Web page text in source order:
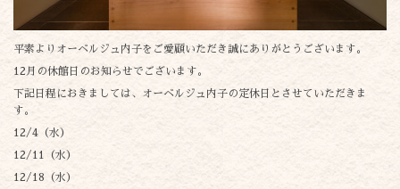
平素よりオーベルジュ内子をご愛顧いただき誠にありがとうございます。
12月の休館日のお知らせでございます。
下記日程におきましては、オーベルジュ内子の定休日とさせていただきま
す。
12/4（水）
12/11（水）
12/18（水）